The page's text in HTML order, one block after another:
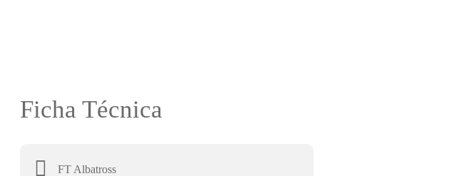
Ficha Técnica
FT Albatross